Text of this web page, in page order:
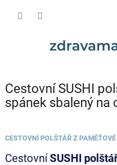
Cestovní SUSHI
spánek sbalený na
CESTOVNÍ POLŠTÁŘ Z
CestovníSUSHI